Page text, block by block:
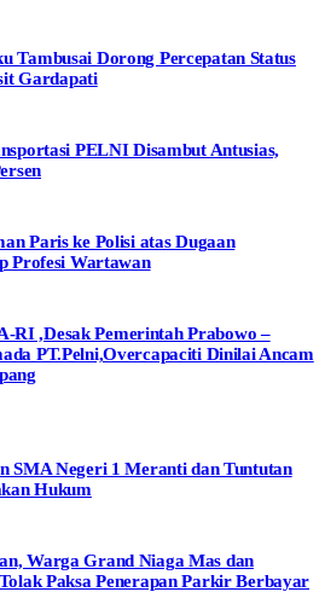
Tambusai Dorong Percepatan Status
Gardapati
PELNI Disambut Antusias,
Paris ke Polisi atas Dugaan
Profesi Wartawan
RI ,Desak Pemerintah Prabowo –
PT.Pelni,Overcapaciti Dinilai Ancam
SMA Negeri 1 Meranti dan Tuntutan
Hukum
Warga Grand Niaga Mas dan
Paksa Penerapan Parkir Berbayar